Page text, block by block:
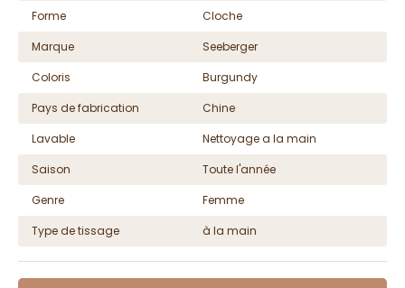
Forme
Cloche
Marque
Seeberger
Coloris
Burgundy
Pays de fabrication
Chine
Lavable
Nettoyage a la main
Saison
Toute l'année
Genre
Femme
Type de tissage
à la main